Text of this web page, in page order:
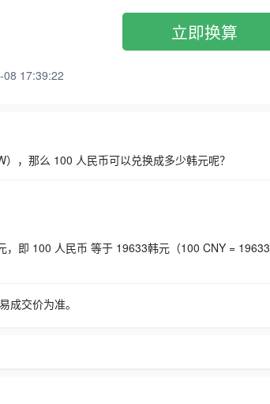
08 17:39:22
立即换算
，那么 100 人民币可以兑换成多少韩元呢？
即 100 人民币 等于 19633韩元（100 CNY = 19633
成交价为准。